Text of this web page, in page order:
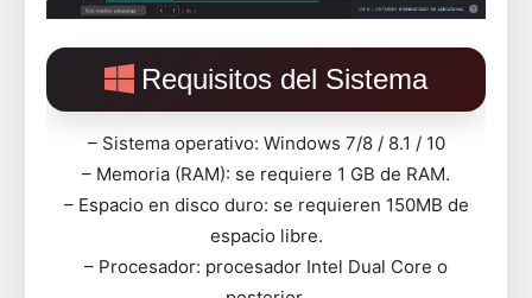
Requisitos del Sistema
– Sistema operativo: Windows 7/8 / 8.1 / 10
– Memoria (RAM): se requiere 1 GB de RAM.
– Espacio en disco duro: se requieren 150MB de
espacio libre.
– Procesador: procesador Intel Dual Core o